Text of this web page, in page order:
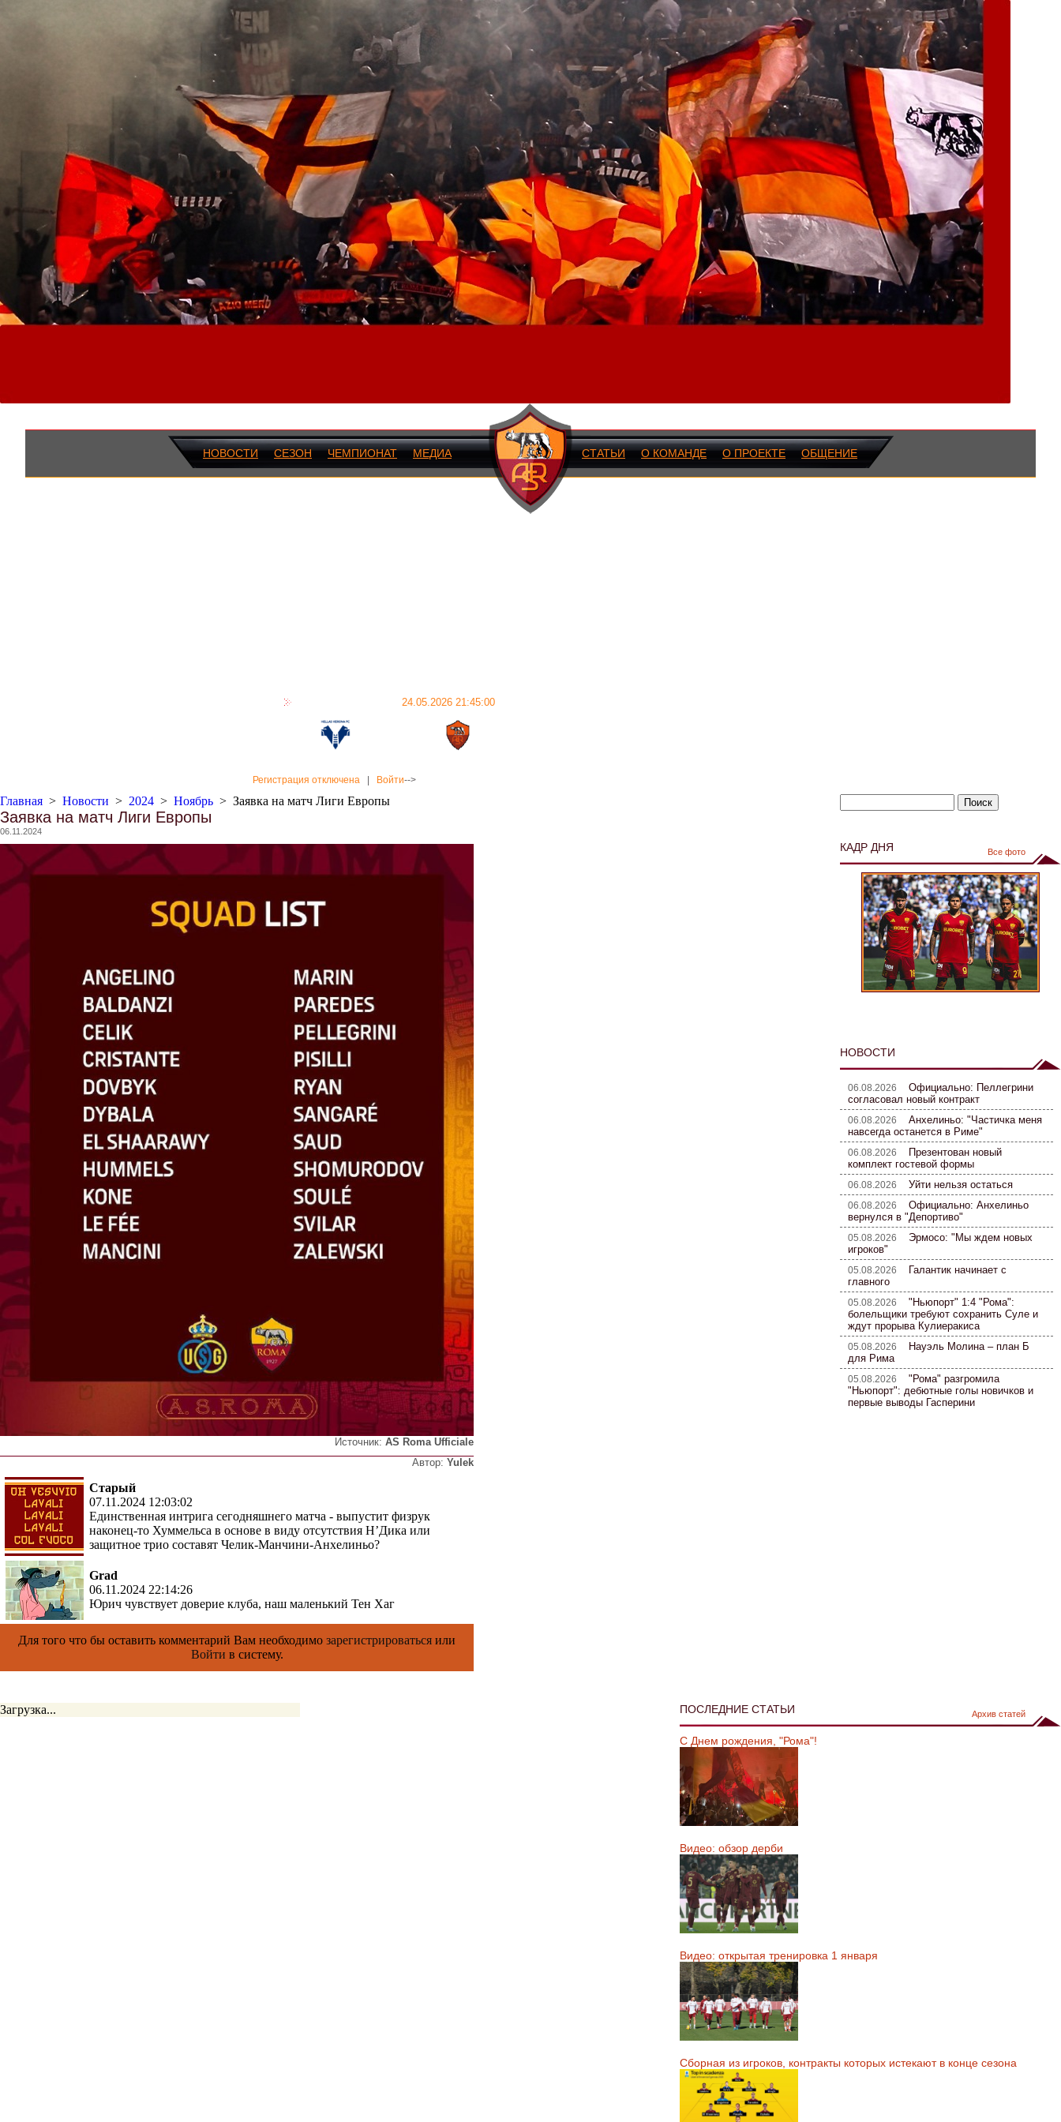
НОВОСТИ СЕЗОН ЧЕМПИОНАТ МЕДИА СТАТЬИ О КОМАНДЕ О ПРОЕКТЕ ОБЩЕНИЕ
24.05.2026 21:45:00
Регистрация отключена Войти-->
Главная > Новости > 2024 > Ноябрь > Заявка на матч Лиги Европы
Заявка на матч Лиги Европы
06.11.2024
Источник: AS Roma Ufficiale
Автор: Yulek
Старый
07.11.2024 12:03:02
Единственная интрига сегодняшнего матча - выпустит физрук
наконец-то Хуммельса в основе в виду отсутствия Н’Дика или
защитное трио составят Челик-Манчини-Анхелиньо?
Grad
06.11.2024 22:14:26
Юрич чувствует доверие клуба, наш маленький Тен Хаг
Для того что бы оставить комментарий Вам необходимо зарегистрироваться или
Войти в систему.
КАДР ДНЯ Все фото
НОВОСТИ
06.08.2026 Официально: Пеллегрини
согласовал новый контракт
06.08.2026 Анхелиньо: "Частичка меня
навсегда останется в Риме"
06.08.2026
Презентован новый
комплект гостевой формы
06.08.2026 Уйти нельзя остаться
06.08.2026 Официально: Анхелиньо
вернулся в "Депортиво"
05.08.2026 Эрмосо: "Мы ждем новых
игроков"
05.08.2026
Галантик начинает с
главного
05.08.2026 "Ньюпорт" 1:4 "Рома":
болельщики требуют сохранить Суле и
ждут прорыва Кулиеракиса
05.08.2026
Науэль Молина – план Б
для Рима
05.08.2026 "Рома" разгромила
"Ньюпорт": дебютные голы новичков и
первые выводы Гасперини
Загрузка... ПОСЛЕДНИЕ СТАТЬИ Архив статей
С Днем рождения, "Рома"!
Видео: обзор дерби
Видео: открытая тренировка 1 января
Сборная из игроков, контракты которых истекают в конце сезона